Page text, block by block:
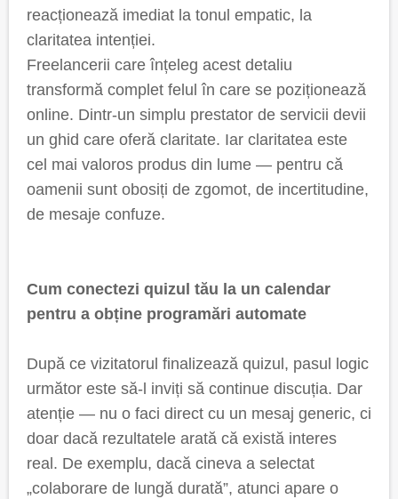
reacționează imediat la tonul empatic, la
claritatea intenției.
Freelancerii care înțeleg acest detaliu
transformă complet felul în care se poziționează
online. Dintr-un simplu prestator de servicii devii
un ghid care oferă claritate. Iar claritatea este
cel mai valoros produs din lume — pentru că
oamenii sunt obosiți de zgomot, de incertitudine,
de mesaje confuze.
Cum conectezi quizul tău la un calendar
pentru a obține programări automate
După ce vizitatorul finalizează quizul, pasul logic
următor este să-l inviți să continue discuția. Dar
atenție — nu o faci direct cu un mesaj generic, ci
doar dacă rezultatele arată că există interes
real. De exemplu, dacă cineva a selectat
„colaborare de lungă durată”, atunci apare o